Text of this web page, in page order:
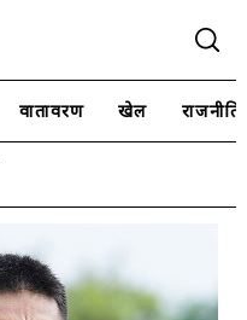
वातावरण खेल राजनीति